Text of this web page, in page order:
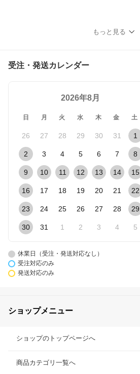
もっと見る
受注・発送カレンダー
2026年8月
日 月 火 水 木 金 土
26 27 28 29 30 31 1
2 3 4 5 6 7 8
9 10 11 12 13 14 15
16 17 18 19 20 21 22
23 24 25 26 27 28 29
30 31 1 2 3 4 5
休業日（受注・発送対応なし）
受注対応のみ
発送対応のみ
ショップメニュー
ショップのトップページへ
商品カテゴリ一覧へ